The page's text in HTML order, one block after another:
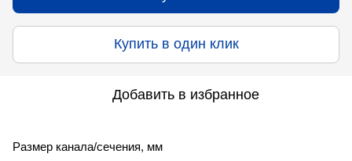
Купить в один клик
Добавить в избранное
Размер канала/сечения, мм